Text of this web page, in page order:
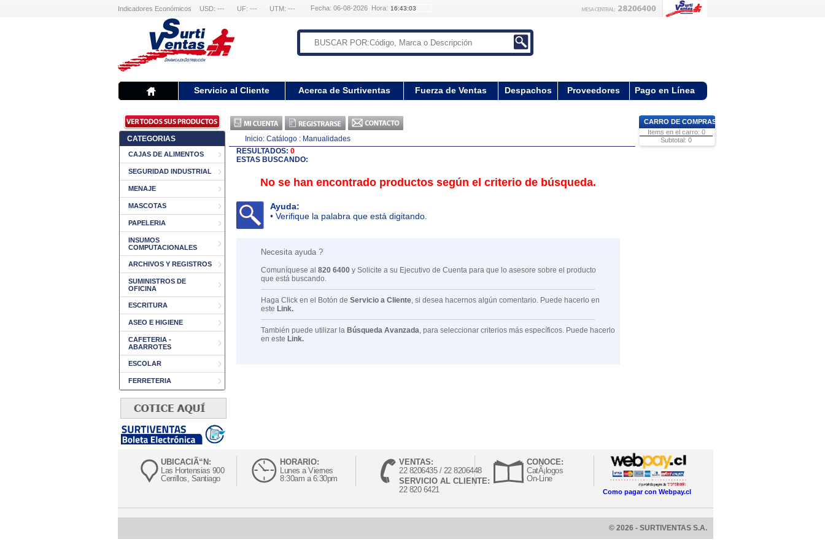
Indicadores Económicos USD: --- UF: --- UTM: --- Fecha: 06-08-2026 Hora:
Servicio al Cliente Acerca de Surtiventas Fuerza de Ventas Despachos Proveedores Pago en Línea
CATEGORIAS
CAJAS DE ALIMENTOS
SEGURIDAD INDUSTRIAL
MENAJE
MASCOTAS
PAPELERIA
INSUMOS
COMPUTACIONALES
ARCHIVOS Y REGISTROS
SUMINISTROS DE
OFICINA
ESCRITURA
ASEO E HIGIENE
CAFETERIA -
ABARROTES
ESCOLAR
FERRETERIA
Inicio: Catálogo : Manualidades
RESULTADOS: 0
ESTAS BUSCANDO:
No se han encontrado productos según el criterio de búsqueda.
Ayuda:
• Verifique la palabra que está digitando.
Necesita ayuda ?
Comuníquese al 820 6400y Solicite a su Ejecutivo de Cuenta para que lo asesore sobre el producto
que está buscando.
Haga Click en el Botón de Servicio a Cliente, si desea hacernos algún comentario. Puede hacerlo en
este Link.
También puede utilizar la Búsqueda Avanzada, para seleccionar criterios más específicos. Puede hacerlo
en este Link.
CARRO DE COMPRAS
Items en el carro: 0
Subtotal: 0
UBICACIÃ“N:
Las Hortensias 900
Cerrillos, Santiago
HORARIO:
Lunes a Viernes
8:30am a 6:30pm
VENTAS:
22 8206435 / 22 8206448
SERVICIO AL CLIENTE:
22 820 6421
CONOCE:
CatÃ¡logos
On-Line
Como pagar con Webpay.cl
© 2026 - SURTIVENTAS S.A.